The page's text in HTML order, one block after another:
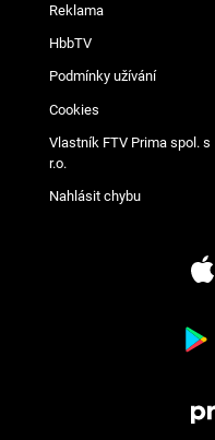
Reklama
HbbTV
Podmínky užívání
Cookies
Vlastník FTV Prima spol. s
r.o.
Nahlásit chybu